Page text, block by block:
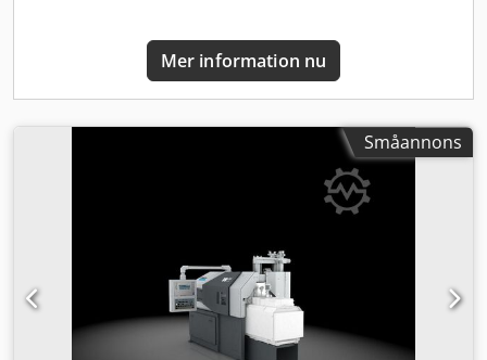
vänster - Fallschaktskydd vid maskinbas (rak) - Stående
operatörspanel 1.0.2 Fallschaktskydd vid maskinbas 3.2.4
typ Z 4.0.1 Användning av vatten-glykol 4.2. Sidmodul GO
6.1.3.1 Trådbunden signalkoppling för uttag (DISPO10)
6.5.2 Utrustningspaket RSD med switch 7.2.2.2
Spraymotion 611 E med servodrift, 1-krets 7.3.1
Ytterligare tillval kan erbjudas enligt överenskommelse.
Mer information nu
Småannons